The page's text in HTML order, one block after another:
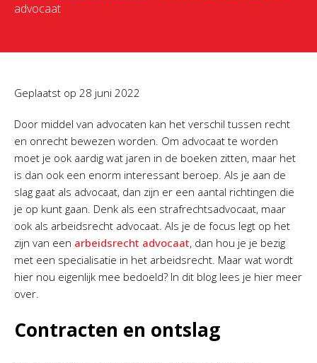
advocaat
Geplaatst op 28 juni 2022
Door middel van advocaten kan het verschil tussen recht
en onrecht bewezen worden. Om advocaat te worden
moet je ook aardig wat jaren in de boeken zitten, maar het
is dan ook een enorm interessant beroep. Als je aan de
slag gaat als advocaat, dan zijn er een aantal richtingen die
je op kunt gaan. Denk als een strafrechtsadvocaat, maar
ook als arbeidsrecht advocaat. Als je de focus legt op het
zijn van een arbeidsrecht advocaat, dan hou je je bezig
met een specialisatie in het arbeidsrecht. Maar wat wordt
hier nou eigenlijk mee bedoeld? In dit blog lees je hier meer
over.
Contracten en ontslag